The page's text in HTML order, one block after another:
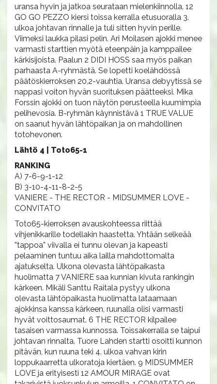
uransa hyvin ja jatkoa seurataan mielenkiinnolla. 12
GO GO PEZZO kiersi toissa kerralla etusuoralla 3.
ulkoa johtavan rinnalle ja tuli sitten hyvin perille.
Viimeksi laukka pilasi pelin. Ari Moilasen ajokki menee
varmasti starttien myötä eteenpäin ja kamppailee
kärkisijoista. Paalun 2 DIDI HOSS saa myös paikan
parhaasta A-ryhmästä. Se lopetti koelähdössä
päätöskierroksen 20,2-vauhtia. Uransa debyytissä se
nappasi voiton hyvän suorituksen päätteeksi. Mika
Forssin ajokki on tuon näytön perusteella kuumimpia
pelihevosia. B-ryhmän käynnistävä 1 TRUE VALUE
on saanut hyvän lähtöpaikan ja on mahdollinen
totohevonen.
Lähtö 4 | Toto65-1
RANKING
A) 7-6-9-1-12
B) 3-10-4-11-8-2-5
VANIERE - THE RECTOR - MIDSUMMER LOVE -
CONVITATO
Toto65-kierroksen avauskohteessa riittää
vihjenikkarille todellakin haastetta. Yhtään selkeää
”tappoa” viivalla ei tunnu olevan ja kapeasti
pelaaminen tuntuu aika lailla mahdottomalta
ajatukselta. Ulkona olevasta lähtöpaikasta
huolimatta 7 VANIERE saa kunnian kivuta rankingin
kärkeen. Mikäli Santtu Raitala pystyy ulkona
olevasta lähtöpaikasta huolimatta lataamaan
ajokkinsa kanssa kärkeen, ruunalla olisi varmasti
hyvät voittosaumat. 6 THE RECTOR kilpailee
tasaisen varmassa kunnossa. Toissakerralla se taipui
johtavan rinnalta. Tuore Lahden startti osoitti kunnon
pitävän, kun ruuna teki 4. ulkoa vahvan kirin
loppukaarretta ulkoratoja kiertäen. 9 MIDSUMMER
LOVE ja erityisesti 12 AMOUR MIRAGE ovat